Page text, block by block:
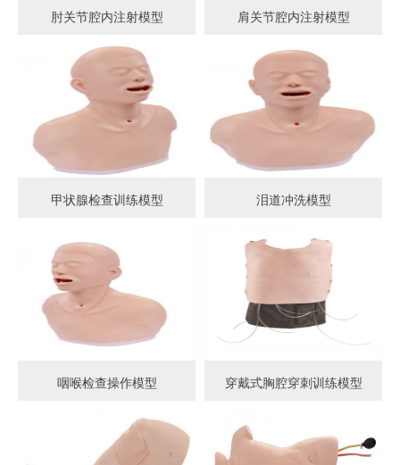
肘关节腔内注射模型 肩关节腔内注射模型
甲状腺检查训练模型 泪道冲洗模型
咽喉检查操作模型 穿戴式胸腔穿刺训练模型